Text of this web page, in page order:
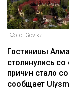
Фото: Gov.kz
Гостиницы
столкнулись
причин стало
сообщает